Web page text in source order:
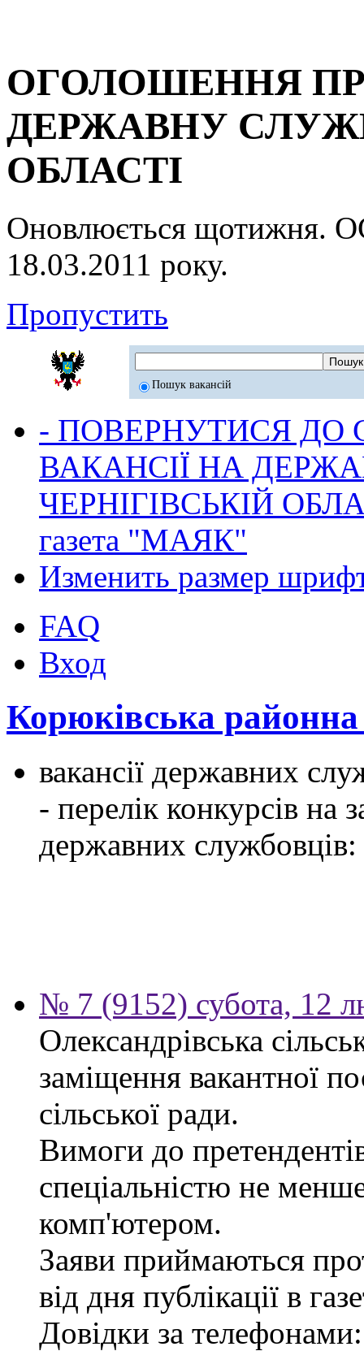
ОГОЛОШЕННЯ
ДЕРЖАВНУ
ОБЛАСТІ
Оновлюється
18.03.2011 року.
Пропустить
Пошук вакансій
- ПОВЕРНУТИСЯ ДО
ВАКАНСІЇ НА
ЧЕРНІГІВСЬКІЙ
газета "МАЯК"
Изменить размер
FAQ
Вход
Корюківська
вакансії державних
- перелік конкурсів на
державних службовців:
№ 7 (9152) субота, 12
Олександрівська
заміщення вакантної
сільської ради.
Вимоги до
спеціальністю не
комп'ютером.
Заяви приймаються
від дня публікації в
Довідки за